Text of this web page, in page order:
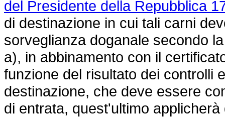
del Presidente della Repubblica
di destinazione in cui tali carni
sorveglianza doganale secondo
a), in abbinamento con il
funzione del risultato dei controlli
destinazione, che deve essere
di entrata, quest'ultimo